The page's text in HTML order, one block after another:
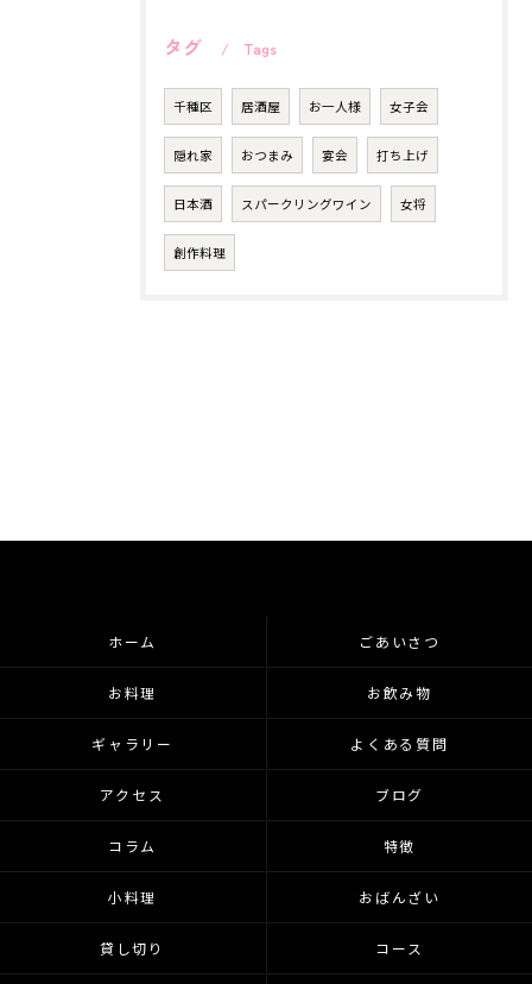
タグ Tags
千種区 居酒屋 お一人様 女子会
隠れ家 おつまみ 宴会 打ち上げ
日本酒 スパークリングワイン 女将
創作料理
ホーム ごあいさつ
お料理 お飲み物
ギャラリー よくある質問
アクセス ブログ
コラム 特徴
小料理 おばんざい
貸し切り コース